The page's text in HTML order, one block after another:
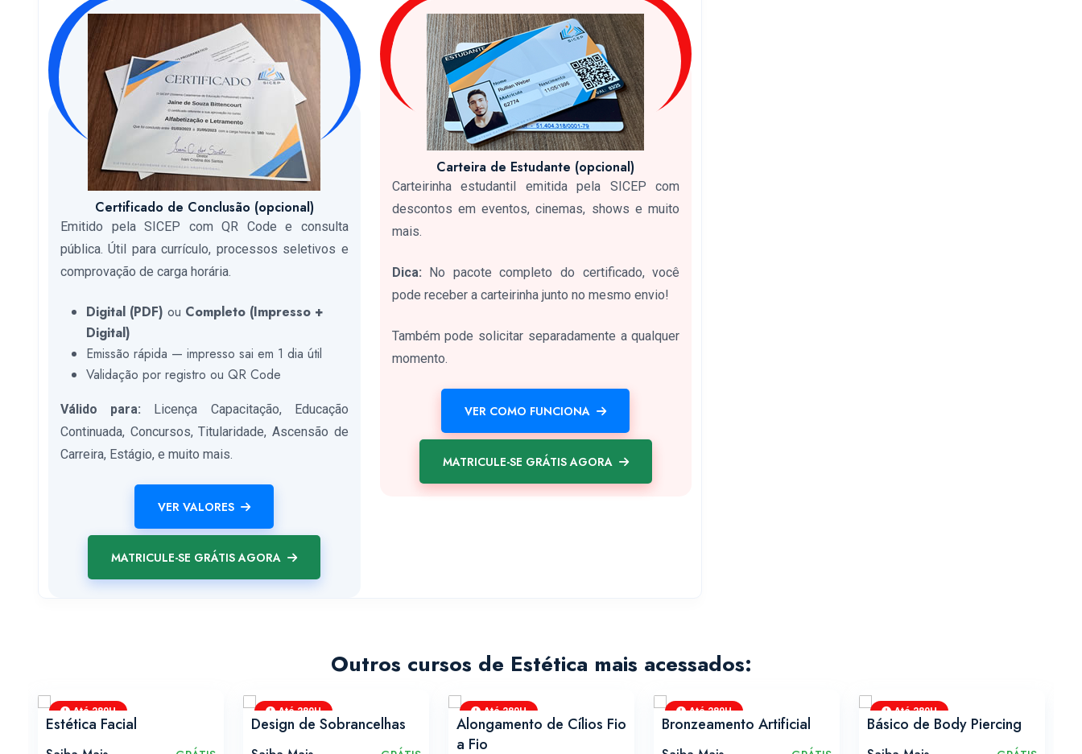
Certificado de Conclusão (opcional)
Emitido pela SICEP com QR Code e consulta
pública. Útil para currículo, processos seletivos e
comprovação de carga horária.
Digital (PDF) ou Completo (Impresso +
Digital)
Emissão rápida — impresso sai em 1 dia útil
Validação por registro ou QR Code
Válido para: Licença Capacitação, Educação
Continuada, Concursos, Titularidade, Ascensão de
Carreira, Estágio, e muito mais.
VER VALORES
MATRICULE-SE GRÁTIS AGORA
Carteira de Estudante (opcional)
Carteirinha estudantil emitida pela SICEP com
descontos em eventos, cinemas, shows e muito
mais.
Dica: No pacote completo do certificado, você
pode receber a carteirinha junto no mesmo envio!
Também pode solicitar separadamente a qualquer
momento.
VER COMO FUNCIONA
MATRICULE-SE GRÁTIS AGORA
Outros cursos de Estética mais acessados:
Até 280H
Estética Facial
Até 280H
Design de Sobrancelhas
Até 280H
Alongamento de Cílios Fio
a Fio
Até 280H
Bronzeamento Artificial
Até 280H
Básico de Body Piercing